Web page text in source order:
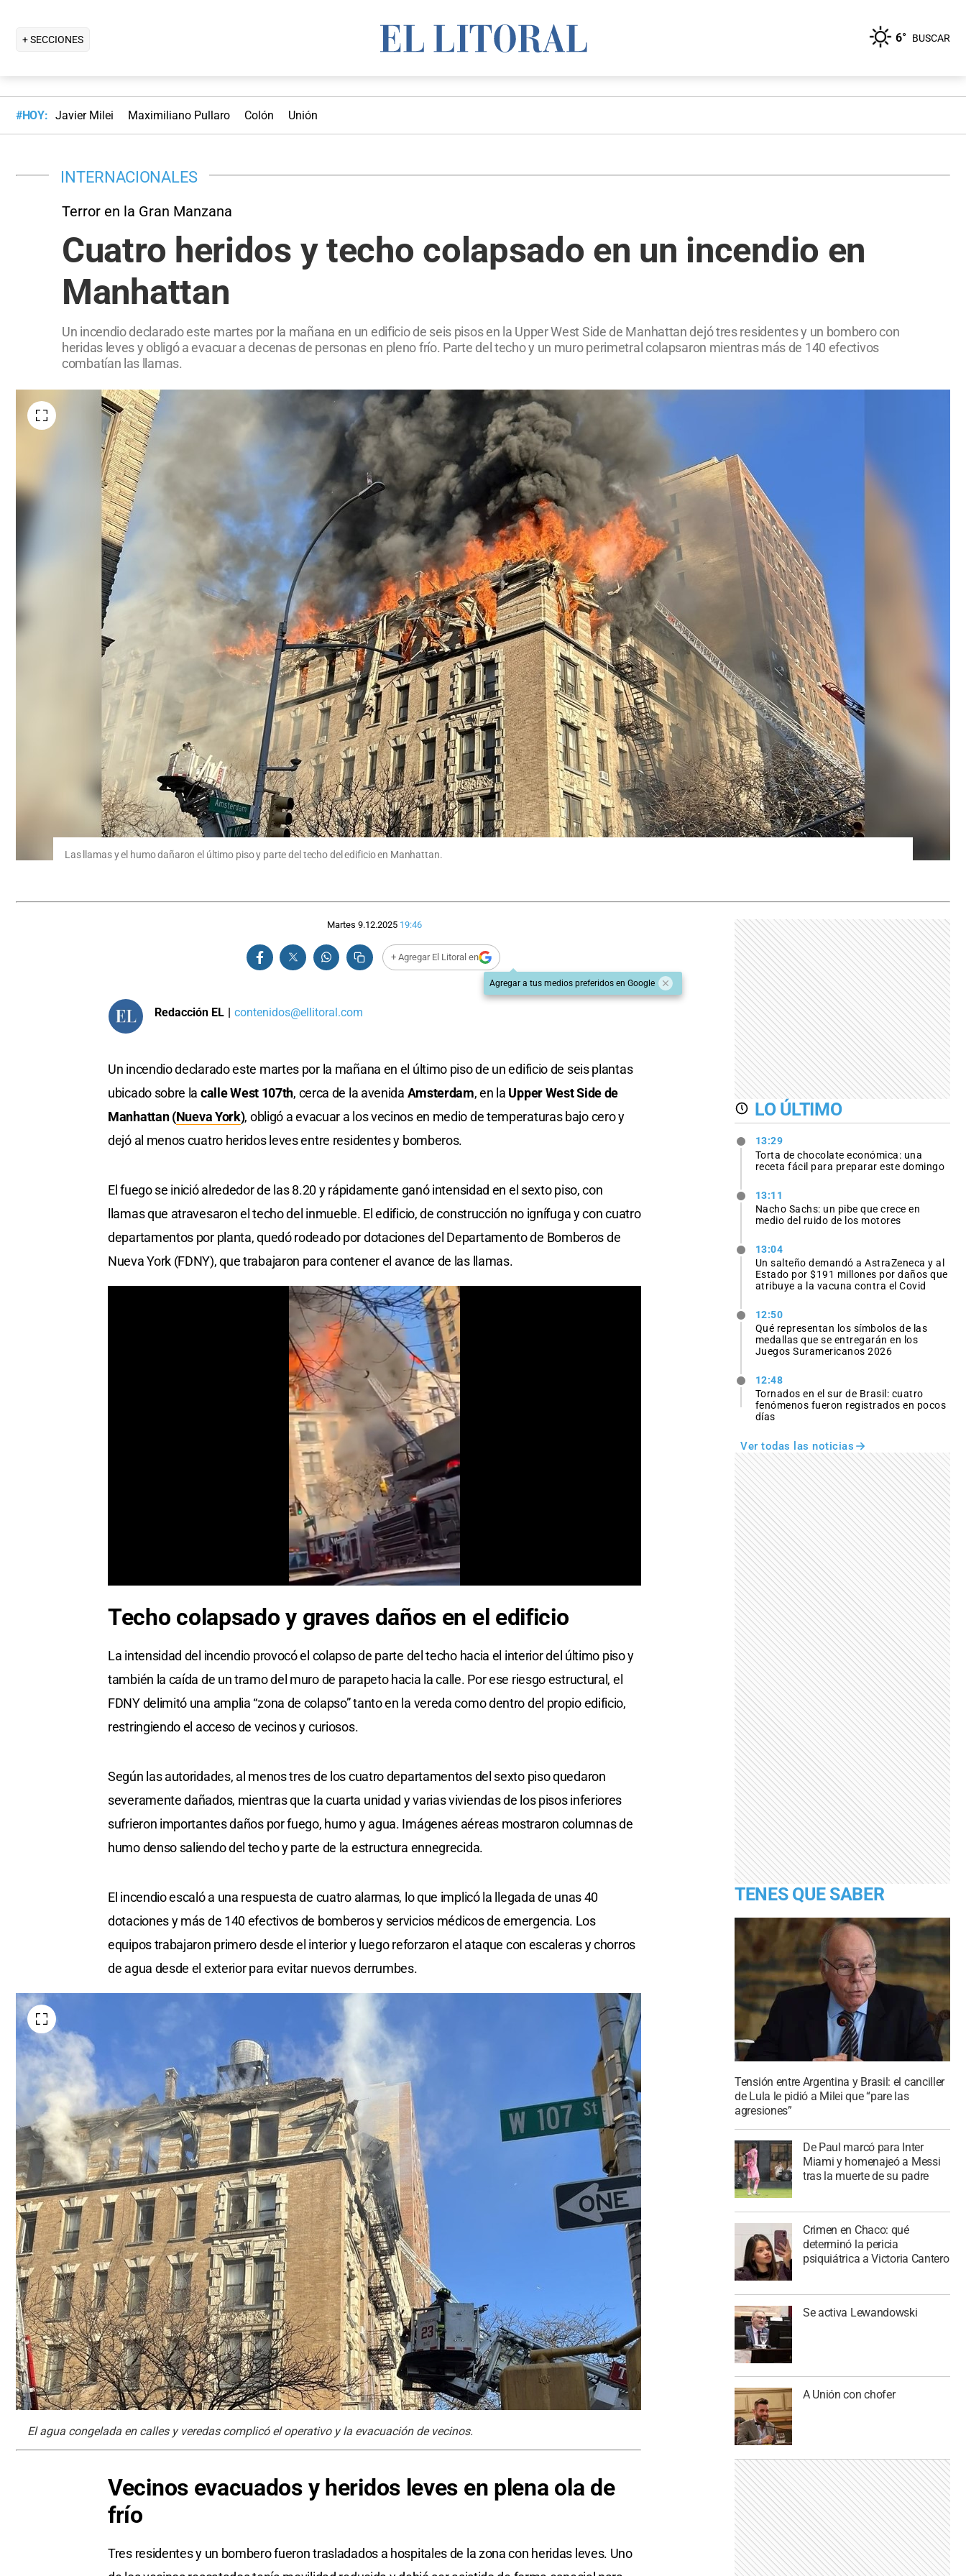
+ SECCIONES 6° BUSCAR
#HOY: Javier Milei Maximiliano Pullaro Colón Unión
INTERNACIONALES
Terror en la Gran Manzana
Cuatro heridos y techo colapsado en un incendio en
Manhattan
Un incendio declarado este martes por la mañana en un edificio de seis pisos en la Upper West Side de Manhattan dejó tres residentes y un bombero con
heridas leves y obligó a evacuar a decenas de personas en pleno frío. Parte del techo y un muro perimetral colapsaron mientras más de 140 efectivos
combatían las llamas.
Las llamas y el humo dañaron el último piso y parte del techo del edificio en Manhattan.
Martes 9.12.2025 19:46
+ Agregar El Litoral en
Agregar a tus medios preferidos en Google
Redacción EL | contenidos@ellitoral.com
Un incendio declarado este martes por la mañana en el último piso de un edificio de seis plantas
ubicado sobre la calle West 107th, cerca de la avenida Amsterdam, en la Upper West Side de
Manhattan (Nueva York), obligó a evacuar a los vecinos en medio de temperaturas bajo cero y
dejó al menos cuatro heridos leves entre residentes y bomberos.
El fuego se inició alrededor de las 8.20 y rápidamente ganó intensidad en el sexto piso, con
llamas que atravesaron el techo del inmueble. El edificio, de construcción no ignífuga y con cuatro
departamentos por planta, quedó rodeado por dotaciones del Departamento de Bomberos de
Nueva York (FDNY), que trabajaron para contener el avance de las llamas.
Techo colapsado y graves daños en el edificio
La intensidad del incendio provocó el colapso de parte del techo hacia el interior del último piso y
también la caída de un tramo del muro de parapeto hacia la calle. Por ese riesgo estructural, el
FDNY delimitó una amplia “zona de colapso” tanto en la vereda como dentro del propio edificio,
restringiendo el acceso de vecinos y curiosos.
Según las autoridades, al menos tres de los cuatro departamentos del sexto piso quedaron
severamente dañados, mientras que la cuarta unidad y varias viviendas de los pisos inferiores
sufrieron importantes daños por fuego, humo y agua. Imágenes aéreas mostraron columnas de
humo denso saliendo del techo y parte de la estructura ennegrecida.
El incendio escaló a una respuesta de cuatro alarmas, lo que implicó la llegada de unas 40
dotaciones y más de 140 efectivos de bomberos y servicios médicos de emergencia. Los
equipos trabajaron primero desde el interior y luego reforzaron el ataque con escaleras y chorros
de agua desde el exterior para evitar nuevos derrumbes.
El agua congelada en calles y veredas complicó el operativo y la evacuación de vecinos.
Vecinos evacuados y heridos leves en plena ola de
frío
Tres residentes y un bombero fueron trasladados a hospitales de la zona con heridas leves. Uno
LO ÚLTIMO
13:29
Torta de chocolate económica: una
receta fácil para preparar este domingo
13:11
Nacho Sachs: un pibe que crece en
medio del ruido de los motores
13:04
Un salteño demandó a AstraZeneca y al
Estado por $191 millones por daños que
atribuye a la vacuna contra el Covid
12:50
Qué representan los símbolos de las
medallas que se entregarán en los
Juegos Suramericanos 2026
12:48
Tornados en el sur de Brasil: cuatro
fenómenos fueron registrados en pocos
días
Ver todas las noticias
TENES QUE SABER
Tensión entre Argentina y Brasil: el canciller
de Lula le pidió a Milei que “pare las
agresiones”
De Paul marcó para Inter
Miami y homenajeó a Messi
tras la muerte de su padre
Crimen en Chaco: qué
determinó la pericia
psiquiátrica a Victoria Cantero
Se activa Lewandowski
A Unión con chofer